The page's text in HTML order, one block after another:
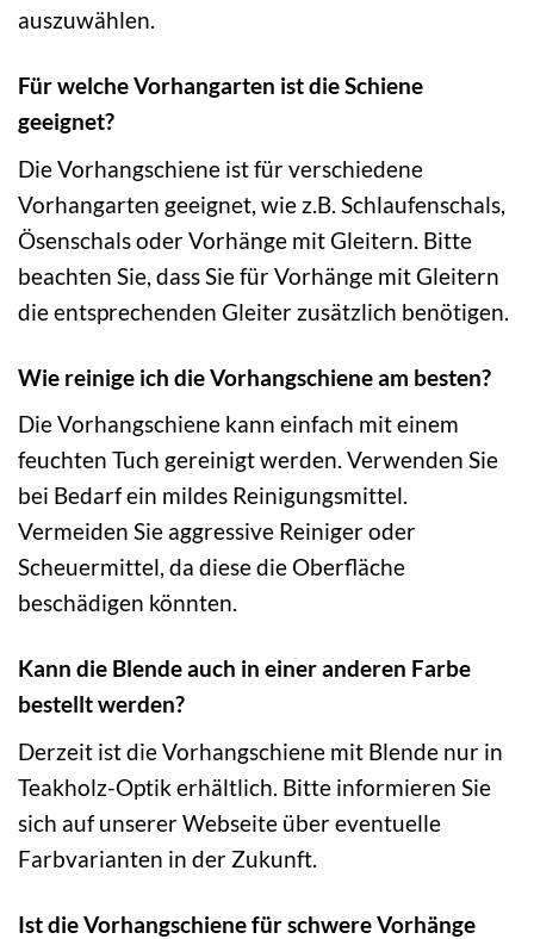
auszuwählen.
Für welche Vorhangarten ist die Schiene
geeignet?
Die Vorhangschiene ist für verschiedene
Vorhangarten geeignet, wie z.B. Schlaufenschals,
Ösenschals oder Vorhänge mit Gleitern. Bitte
beachten Sie, dass Sie für Vorhänge mit Gleitern
die entsprechenden Gleiter zusätzlich benötigen.
Wie reinige ich die Vorhangschiene am besten?
Die Vorhangschiene kann einfach mit einem
feuchten Tuch gereinigt werden. Verwenden Sie
bei Bedarf ein mildes Reinigungsmittel.
Vermeiden Sie aggressive Reiniger oder
Scheuermittel, da diese die Oberfläche
beschädigen könnten.
Kann die Blende auch in einer anderen Farbe
bestellt werden?
Derzeit ist die Vorhangschiene mit Blende nur in
Teakholz-Optik erhältlich. Bitte informieren Sie
sich auf unserer Webseite über eventuelle
Farbvarianten in der Zukunft.
Ist die Vorhangschiene für schwere Vorhänge